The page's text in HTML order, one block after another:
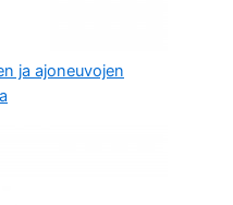
ja ajoneuvojen